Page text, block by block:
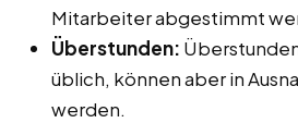
Mitarbeiter abgestimmt
Überstunden:
üblich, können aber in
werden.